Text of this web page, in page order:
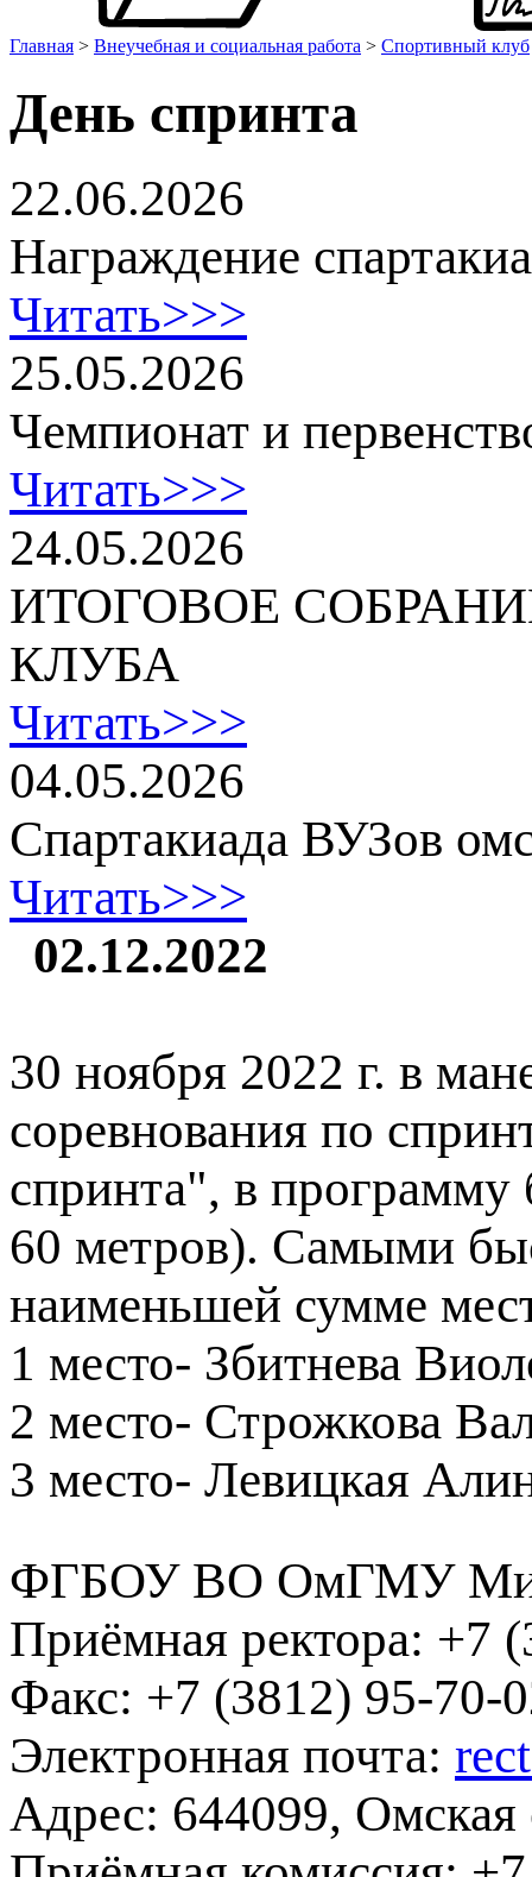
Главная > Внеучебная и социальная работа > Спортивный клуб
День спринта
22.06.2026
Награждение
Читать>>>
25.05.2026
Чемпионат и
Читать>>>
24.05.2026
ИТОГОВОЕ
КЛУБА
Читать>>>
04.05.2026
Спартакиада ВУЗов
Читать>>>
02.12.2022
30 ноября 2022 г. в
соревнования по
спринта", в
60 метров). Самыми
наименьшей сумме
1 место- Збитнева
2 место- Строжкова
3 место- Левицкая
ФГБОУ ВО ОмГМУ
Приёмная ректора: +7
Факс: +7 (3812) 95-70-
Электронная почта:
Адрес: 644099, Омская